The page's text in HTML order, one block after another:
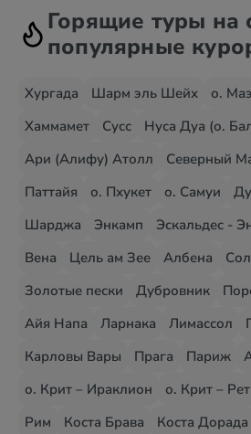
Горящие туры на
популярные
Хургада Шарм эль Шейх о. Маэ
Хаммамет
Сусс
Нуса Дуа (о.
Ари (Алифу) Атолл
Северный
Паттайя
о. Пхукет о. Самуи
Шарджа
Энкамп Эскальдес -
Вена
Цель ам Зее Албена
Золотые пески
Дубровник
Айя Напа
Ларнака Лимассол
Карловы Вары
Прага Париж
о. Крит – Ираклион
о. Крит –
Рим
Коста Брава Коста Дорада